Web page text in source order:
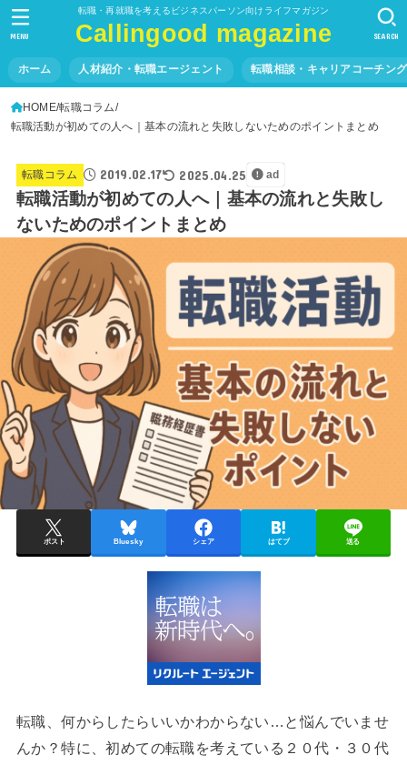
転職・再就職を考えるビジネスパーソン向けライフマガジン
Callingood magazine
ホーム 人材紹介・転職エージェント 転職相談・キャリアコーチング
SEARCH
MENU
HOME 転職コラム
転職活動が初めての人へ｜基本の流れと失敗しないためのポイントまとめ
転職コラム 2019.02.17 2025.04.25 ad
転職活動が初めての人へ｜基本の流れと失敗し
ないためのポイントまとめ
ポスト Bluesky シェア はてブ 送る
転職、何からしたらいいかわからない…と悩んでいませ
んか？特に、初めての転職を考えている２０代・３０代